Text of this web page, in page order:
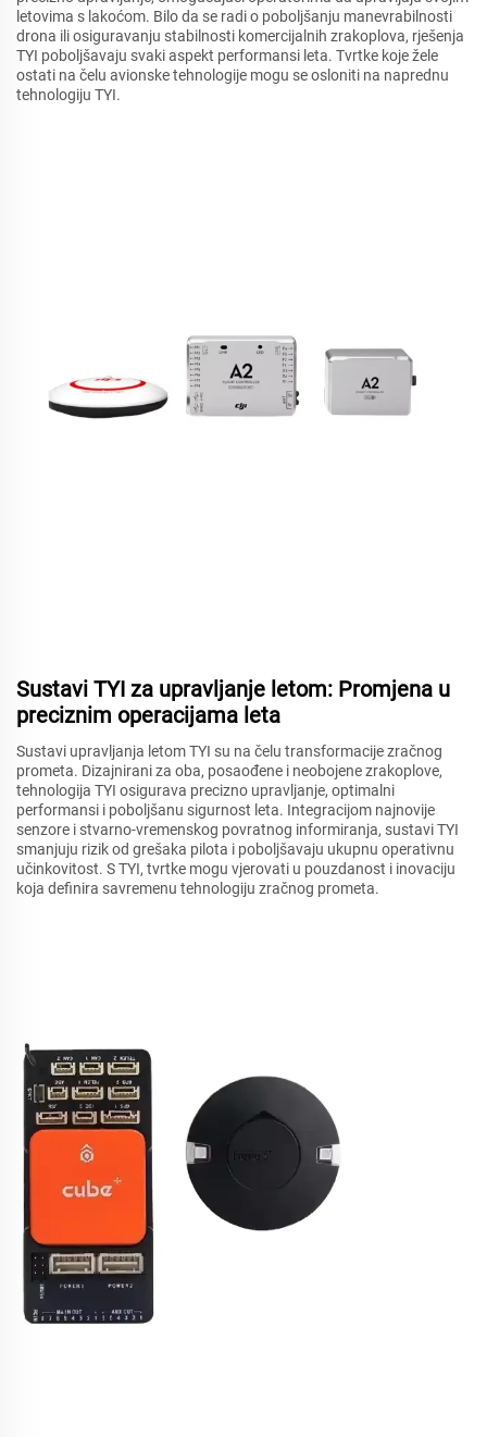
letovima s lakoćom. Bilo da se radi o poboljšanju manevrabilnosti
drona ili osiguravanju stabilnosti komercijalnih zrakoplova, rješenja
TYI poboljšavaju svaki aspekt performansi leta. Tvrtke koje žele
ostati na čelu avionske tehnologije mogu se osloniti na naprednu
tehnologiju TYI.
Sustavi TYI za upravljanje letom: Promjena u
preciznim operacijama leta
Sustavi upravljanja letom TYI su na čelu transformacije zračnog
prometa. Dizajnirani za oba, posaođene i neobojene zrakoplove,
tehnologija TYI osigurava precizno upravljanje, optimalni
performansi i poboljšanu sigurnost leta. Integracijom najnovije
senzore i stvarno-vremenskog povratnog informiranja, sustavi TYI
smanjuju rizik od grešaka pilota i poboljšavaju ukupnu operativnu
učinkovitost. S TYI, tvrtke mogu vjerovati u pouzdanost i inovaciju
koja definira savremenu tehnologiju zračnog prometa.